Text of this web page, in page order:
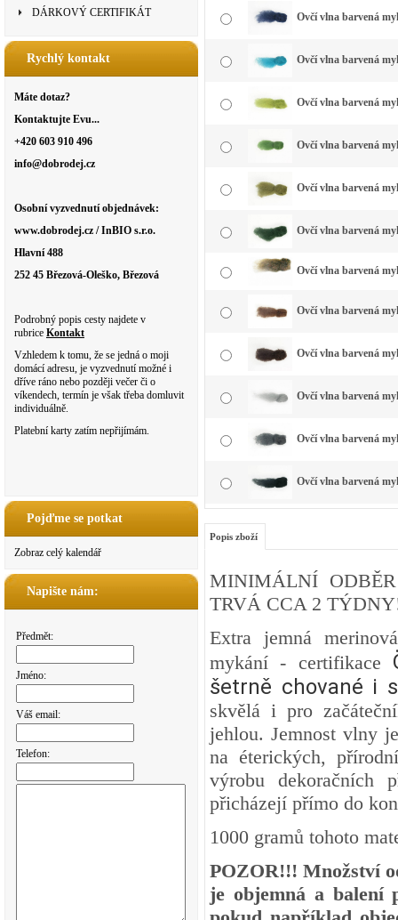
DÁRKOVÝ CERTIFIKÁT
Rychlý kontakt
Máte dotaz?
Kontaktujte Evu...
+420 603 910 496
info@dobrodej.cz
Osobní vyzvednutí objednávek:
www.dobrodej.cz / InBIO s.r.o.
Hlavní 488
252 45 Březová-Oleško, Březová
Podrobný popis cesty najdete v
rubrice Kontakt
Vzhledem k tomu, že se jedná o moji
domácí adresu, je vyzvednutí možné i
dříve ráno nebo později večer či o
víkendech, termín je však třeba domluvit
individuálně.
Platební karty zatím nepřijímám.
Pojďme se potkat
Zobraz celý kalendář
Napište nám:
Předmět:
Jméno:
Váš email:
Telefon:
Ovčí vlna barvená
Ovčí vlna barvená
Ovčí vlna barvená
Ovčí vlna barvená
Ovčí vlna barvená
Ovčí vlna barvená
Ovčí vlna barvená
Ovčí vlna barvená
Ovčí vlna barvená
Ovčí vlna barvená
Ovčí vlna barvená
Ovčí vlna barvená
Popis zboží
MINIMÁLNÍ
TRVÁ CCA 2
Extra jemná
mykání - certifikace
šetrně chované i
skvělá i pro
jehlou. Jemnost vlny
na éterických,
výrobu dekoračních
přicházejí přímo do
1000 gramů tohoto
POZOR!!! Množství
je objemná a balení